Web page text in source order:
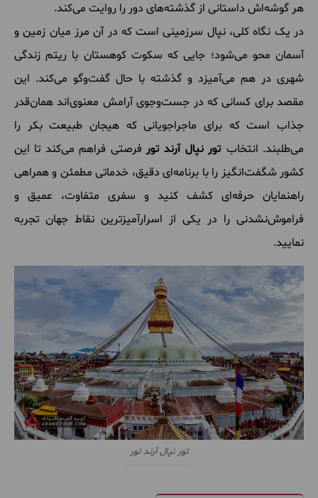
هر گوشه‌اش داستانی از گذشته‌های دور را روایت می‌کند.
در یک نگاه کلی، نپال سرزمینی است که در آن مرز میان زمین و
آسمان محو می‌شود؛ جایی که سکوت کوهستان با ریتم زندگی
شهری در هم می‌آمیزد و گذشته با حال گفت‌وگو می‌کند. این
مقصد برای کسانی که در جست‌وجوی آرامش معنوی‌اند همان‌قدر
جذاب است که برای ماجراجویانی که هیجان طبیعت بکر را
می‌طلبند. انتخاب تور نپال آرند تور فرصتی فراهم می‌کند تا این
کشور شگفت‌انگیز را با برنامه‌ای دقیق، خدماتی مطمئن و همراهی
راهنمایان حرفه‌ای کشف کنید و سفری متفاوت، عمیق و
فراموش‌نشدنی را در یکی از اسرارآمیزترین نقاط جهان تجربه
نمایید.
تور نپال آرند تور